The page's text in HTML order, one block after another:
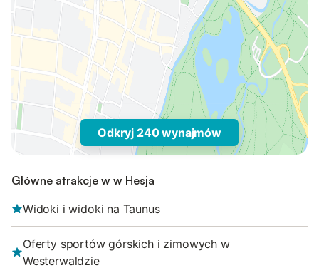
Odkryj 240 wynajmów
Główne atrakcje w w Hesja
Widoki i widoki na Taunus
Oferty sportów górskich i zimowych w
Westerwaldzie